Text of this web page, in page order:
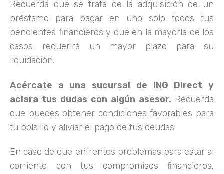
Recuerda que se trata de la adquisición de un
préstamo para pagar en uno solo todos tus
pendientes financieros y que en la mayoría de los
casos requerirá un mayor plazo para su
liquidación.
Acércate a una sucursal de ING Direct y
aclara tus dudas con algún asesor. Recuerda
que puedes obtener condiciones favorables para
tu bolsillo y aliviar el pago de tus deudas.
En caso de que enfrentes problemas para estar al
corriente con tus compromisos financieros,